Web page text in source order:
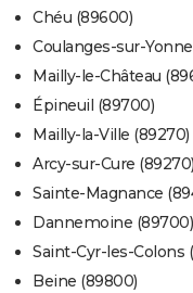
Chéu (89600)
Coulanges-sur-
Mailly-le-Château
Épineuil (89700)
Mailly-la-Ville (89270)
Arcy-sur-Cure (89270)
Sainte-Magnance
Dannemoine (89700)
Saint-Cyr-les-Colons
Beine (89800)